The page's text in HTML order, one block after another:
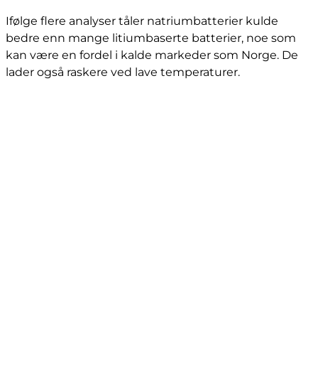
Ifølge flere analyser tåler natriumbatterier kulde
bedre enn mange litiumbaserte batterier, noe som
kan være en fordel i kalde markeder som Norge. De
lader også raskere ved lave temperaturer.